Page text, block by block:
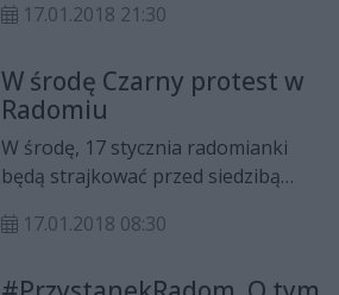
wydarzeniom w Sejmie w mionym
piętnować tych posłów z opozycji,
którzy głosowali przeciw, ale tych,
którzy nie brali udziału, a to jest ich
obowiązek – mówi Katarzyna
Kołodziejczyk z Radomskiej
Inicjatywy Kobiecej, organizator
17.01.2018 21:30
W środę Czarny protest w
Radomiu
W środę, 17 stycznia radomianki
będą strajkować przed siedzibą
Protestu.
17.01.2018 08:30